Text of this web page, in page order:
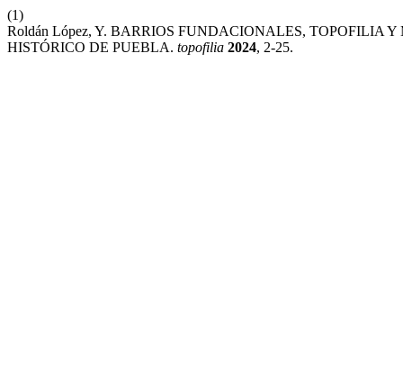
(1)
Roldán López, Y. BARRIOS FUNDACIONALES, TOPOFILIA
HISTÓRICO DE PUEBLA. topofilia 2024, 2-25.